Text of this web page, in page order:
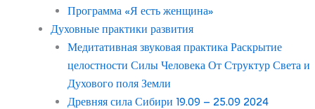
Программа «Я есть женщина»
Духовные практики развития
Медитативная звуковая практика Раскрытие
целостности Силы Человека От Структур Света и
Духового поля Земли
Древняя сила Сибири 19.09 – 25.09 2024